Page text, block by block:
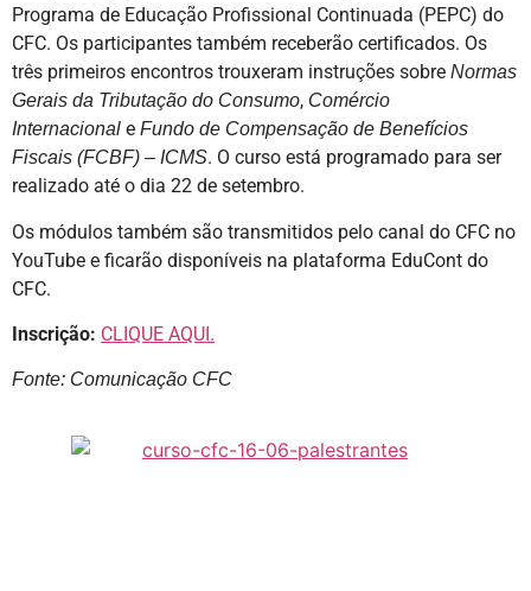
Programa de Educação Profissional Continuada (PEPC) do
CFC. Os participantes também receberão certificados. Os
três primeiros encontros trouxeram instruções sobre Normas
Gerais da Tributação do Consumo, Comércio
Internacional e Fundo de Compensação de Benefícios
Fiscais (FCBF) – ICMS. O curso está programado para ser
realizado até o dia 22 de setembro.
Os módulos também são transmitidos pelo canal do CFC no
YouTube e ficarão disponíveis na plataforma EduCont do
CFC.
Inscrição: CLIQUE AQUI.
Fonte: Comunicação CFC